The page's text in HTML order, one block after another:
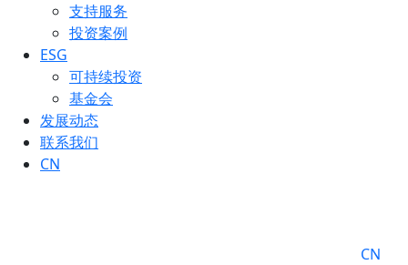
支持服务
投资案例
ESG
可持续投资
基金会
发展动态
联系我们
CN
CN